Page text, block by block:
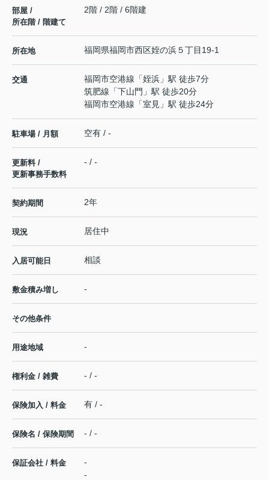
部屋 /
所在階 / 階建て
2階 / 2階 / 6階建
所在地 福岡県福岡市西区姪の浜５丁目19-1
交通 福岡市空港線 「姪浜 」駅 徒歩7分
筑肥線 「下山門 」駅 徒歩20分
福岡市空港線 「室見 」駅 徒歩24分
駐車場 / 月額 空有 / -
更新料 /
更新事務手数料
- / -
契約期間 2年
現況 居住中
入居可能日 相談
敷金積み増し -
その他条件
用途地域 -
権利金 / 雑費 - / -
保険加入 / 料金 有 / -
保険名 / 保険期間 - / -
保証会社 / 料金
-
-